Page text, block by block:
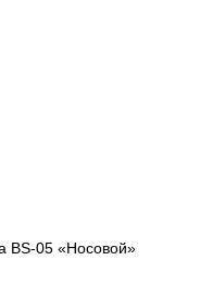
BS-05 «Носовой»